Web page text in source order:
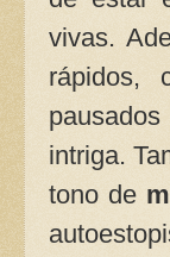
vivas.
rápidos,
intriga.
tono de